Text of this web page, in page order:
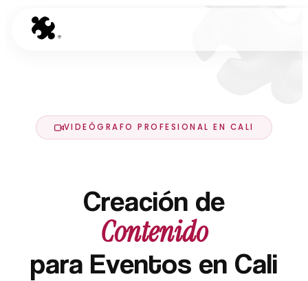
VIDEÓGRAFO PROFESIONAL EN CALI
Creación de
Contenido
para Eventos en Cali